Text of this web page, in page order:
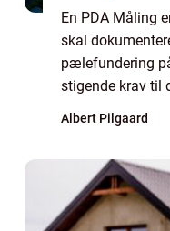
En PDA Måling
skal
pælefundering
stigende krav til
Albert Pilgaard